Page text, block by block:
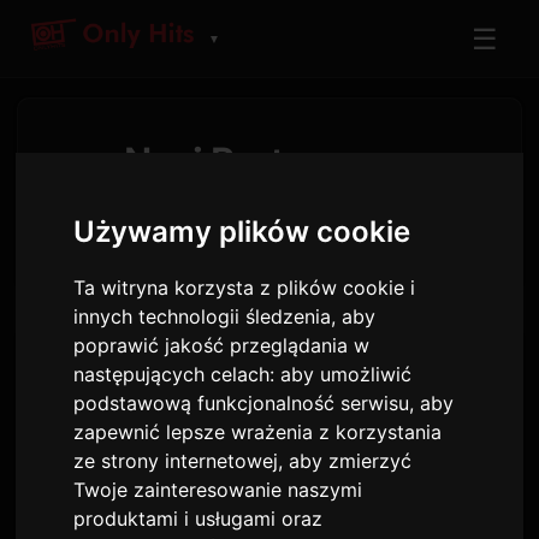
Używamy plików cookie
Ta witryna korzysta z plików cookie i
innych technologii śledzenia, aby
poprawić jakość przeglądania w
następujących celach:aby umożliwić
podstawową funkcjonalność serwisu,aby
zapewnić lepsze wrażenia z korzystania
ze strony internetowej,aby zmierzyć
Twoje zainteresowanie naszymi
produktami i usługami oraz
▼ ☰
Nasi Partnerzy
doświadczenia
Integracja PreMiD